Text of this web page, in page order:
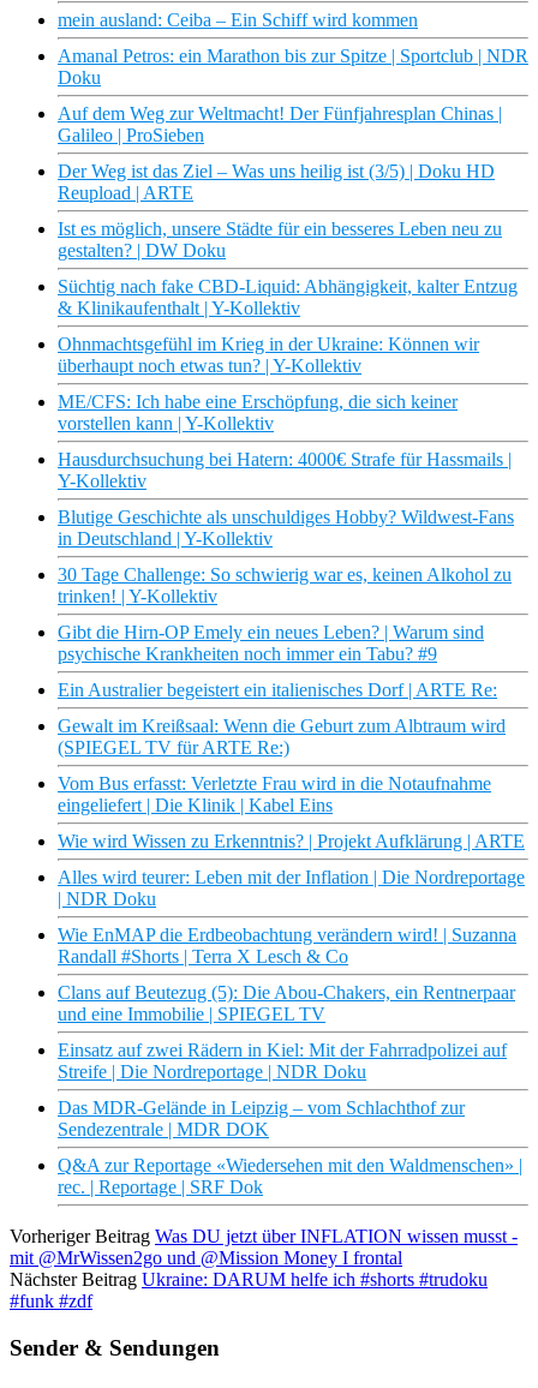
mein ausland: Ceiba – Ein Schiff wird kommen
Amanal Petros: ein Marathon bis zur Spitze | Sportclub | NDR
Doku
Auf dem Weg zur Weltmacht! Der Fünfjahresplan Chinas |
Galileo | ProSieben
Der Weg ist das Ziel – Was uns heilig ist (3/5) | Doku HD
Reupload | ARTE
Ist es möglich, unsere Städte für ein besseres Leben neu zu
gestalten? | DW Doku
Süchtig nach fake CBD-Liquid: Abhängigkeit, kalter Entzug
& Klinikaufenthalt | Y-Kollektiv
Ohnmachtsgefühl im Krieg in der Ukraine: Können wir
überhaupt noch etwas tun? | Y-Kollektiv
ME/CFS: Ich habe eine Erschöpfung, die sich keiner
vorstellen kann | Y-Kollektiv
Hausdurchsuchung bei Hatern: 4000€ Strafe für Hassmails |
Y-Kollektiv
Blutige Geschichte als unschuldiges Hobby? Wildwest-Fans
in Deutschland | Y-Kollektiv
30 Tage Challenge: So schwierig war es, keinen Alkohol zu
trinken! | Y-Kollektiv
Gibt die Hirn-OP Emely ein neues Leben? | Warum sind
psychische Krankheiten noch immer ein Tabu? #9
Ein Australier begeistert ein italienisches Dorf | ARTE Re:
Gewalt im Kreißsaal: Wenn die Geburt zum Albtraum wird
(SPIEGEL TV für ARTE Re:)
Vom Bus erfasst: Verletzte Frau wird in die Notaufnahme
eingeliefert | Die Klinik | Kabel Eins
Wie wird Wissen zu Erkenntnis? | Projekt Aufklärung | ARTE
Alles wird teurer: Leben mit der Inflation | Die Nordreportage
| NDR Doku
Wie EnMAP die Erdbeobachtung verändern wird! | Suzanna
Randall #Shorts | Terra X Lesch & Co
Clans auf Beutezug (5): Die Abou-Chakers, ein Rentnerpaar
und eine Immobilie | SPIEGEL TV
Einsatz auf zwei Rädern in Kiel: Mit der Fahrradpolizei auf
Streife | Die Nordreportage | NDR Doku
Das MDR-Gelände in Leipzig – vom Schlachthof zur
Sendezentrale | MDR DOK
Q&A zur Reportage «Wiedersehen mit den Waldmenschen» |
rec. | Reportage | SRF Dok
Vorheriger Beitrag Was DU jetzt über INFLATION wissen musst -
mit @MrWissen2go und @Mission Money I frontal
Nächster Beitrag Ukraine: DARUM helfe ich #shorts #trudoku
#funk #zdf
Sender & Sendungen